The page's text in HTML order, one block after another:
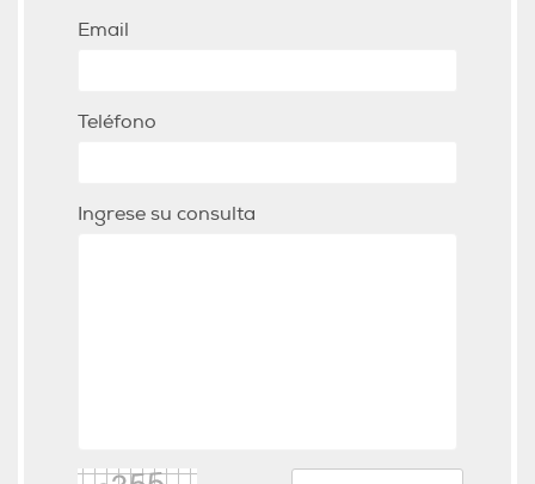
Email
Teléfono
Ingrese su consulta